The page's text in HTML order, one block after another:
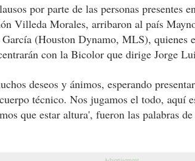
por parte de las personas presentes
Villeda Morales, arribaron al país
(Houston Dynamo, MLS), quienes
con la Bicolor que dirige Jorge
deseos y ánimos, esperando
técnico. Nos jugamos el todo, aquí
que estar altura', fueron las palabras